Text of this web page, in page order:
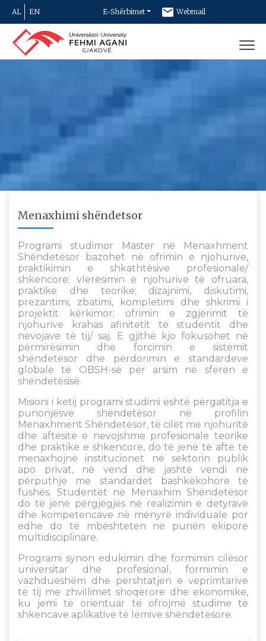
AL EN E-Shërbimet Webmail
Newsletter
Menaxhimi shëndetsor
Programi studimor Master në Menaxhment
Shëndetësor bazohet në ofrimin e njohurive,
praktikimin e shkathtësive profesionale/
shkencore; vlerësimin e njohurive të ofruara,
praktike dhe teorike; dizajnimi, diskutimi,
prezantimi, zbatimi, kompletimi dhe shkrimi i
projektit kërkimor; ofrimin e zgjërimit të
njohurive krahas afinitetit të studentit dhe
nevojave të tij/ saj. E gjithë kjo fokusohet në
përmirësimin dhe forcimin e sistemit
shëndetësor dhe përdorimin e standardeve
globale të OBSH-së për arsim në sferën e
shëndetësisë.
Misioni i ketij programi studimi është përgatitja e
punonjësve shëndetësor në profilin
Menaxhment Shëndetësor, të cilët me njohuritë
dhe aftësitë e nevojshme profesionale teorike
dhe praktike e shkencore, do të jenë të aftë të
menaxhojnë institucionet në sektorin publik
apo privat, në vend dhe jashtë vendi në
përputhje me standardet bashkëkohore të
fushës. Studentët në Menaxhim Shëndetësor
do të jenë përgjegjës në realizimin e detyrave
dhe kompetencave në mënyrë individuale por
edhe do të mbështeten në punën ekipore
multidisciplinare.
Programi synon edukimin dhe formimin cilësor
universitar dhe profesional, formimin e
vazhdueshëm dhe përshtatjen e veprimtarive
të tij me zhvillimet shoqërore dhe ekonomike,
ku jemi të orientuar të ofrojmë studime të
shkencave aplikative të lëmive shëndetësore.